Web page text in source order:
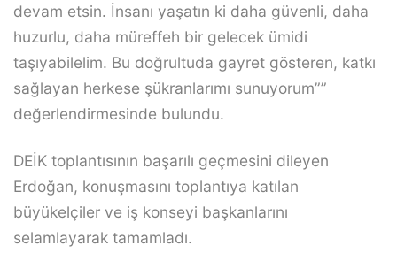
devam etsin. İnsanı yaşatın ki daha güvenli, daha
huzurlu, daha müreffeh bir gelecek ümidi
taşıyabilelim. Bu doğrultuda gayret gösteren, katkı
sağlayan herkese şükranlarımı sunuyorum””
değerlendirmesinde bulundu.
DEİK toplantısının başarılı geçmesini dileyen
Erdoğan, konuşmasını toplantıya katılan
büyükelçiler ve iş konseyi başkanlarını
selamlayarak tamamladı.